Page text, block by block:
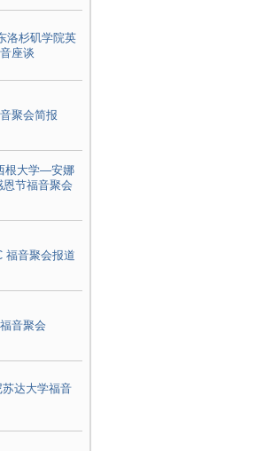
洛杉矶学院英
座谈
聚会简报
根大学—安娜
节福音聚会
福音聚会报道
音聚会
达大学福音